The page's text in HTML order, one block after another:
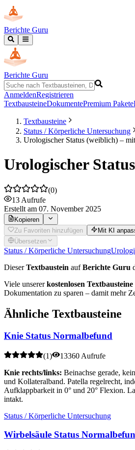
Berichte Guru
Berichte Guru
AnmeldenRegistrieren
TextbausteineDokumentePremium Pakete
Textbausteine
Status / Körperliche Untersuchung
Urologischer Status (weiblich) –
Urologischer
(0)
13 Aufrufe
Erstellt am 07. November 2025
Kopieren
Zu Favoriten hinzufügen
Mit KI
Übersetzen
Status / Körperliche Untersuchung
DieserTextbaustein aufBerichte Guru
Viele unsererkostenlosen Textbausteine
Dokumentation zu sparen – damit mehr
Ähnliche Textbausteine
Knie Status Normalbefund
(1)
13360 Aufrufe
Knie rechts/links: Beinachse gerade,
und Kollateralband. Patella regelrecht,
Aufklappbarkeit in 0° und 20° Flexion.
intakt.
Status / Körperliche Untersuchung
Wirbelsäule Status